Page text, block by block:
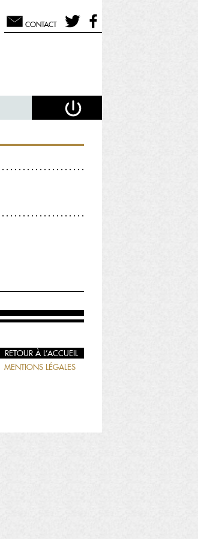
CONTACT
RETOUR À L’ACCUEIL
MENTIONS LÉGALES